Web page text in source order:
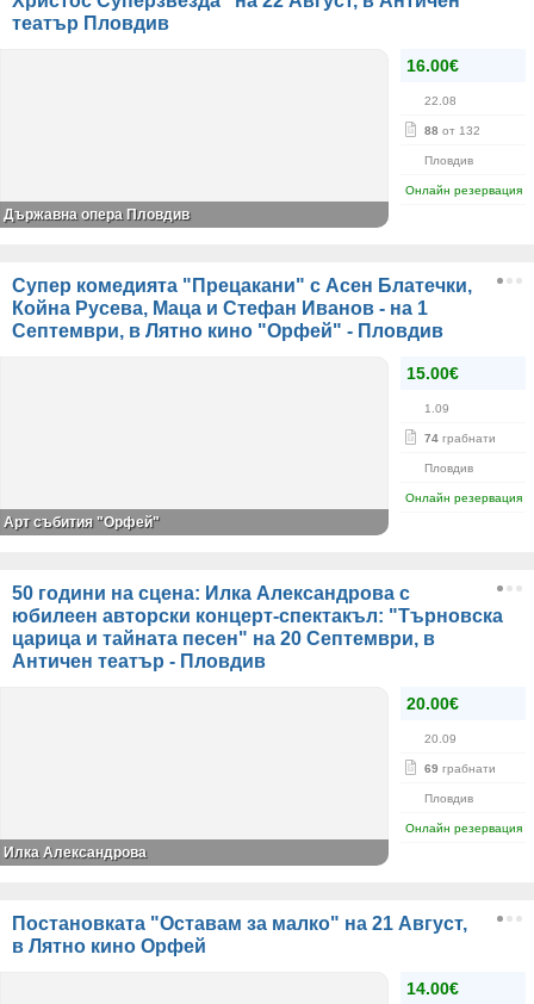
театър Пловдив
16.00€
22.08
88 от 132
Пловдив
Онлайн резервация
Държавна опера Пловдив
Супер комедията "Прецакани" с Асен Блатечки,
Койна Русева, Маца и Стефан Иванов - на 1
Септември, в Лятно кино "Орфей" - Пловдив
15.00€
1.09
74 грабнати
Пловдив
Онлайн резервация
Арт събития "Орфей"
50 години на сцена: Илка Александрова с
юбилеен авторски концерт-спектакъл: "Търновска
царица и тайната песен" на 20 Септември, в
Античен театър - Пловдив
20.00€
20.09
69 грабнати
Пловдив
Онлайн резервация
Илка Александрова
Постановката "Оставам за малко" на 21 Август,
в Лятно кино Орфей
14.00€